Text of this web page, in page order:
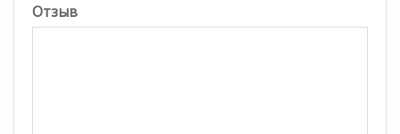
Отзыв